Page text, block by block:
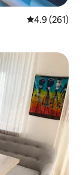
レビュー261
4.9 (261)